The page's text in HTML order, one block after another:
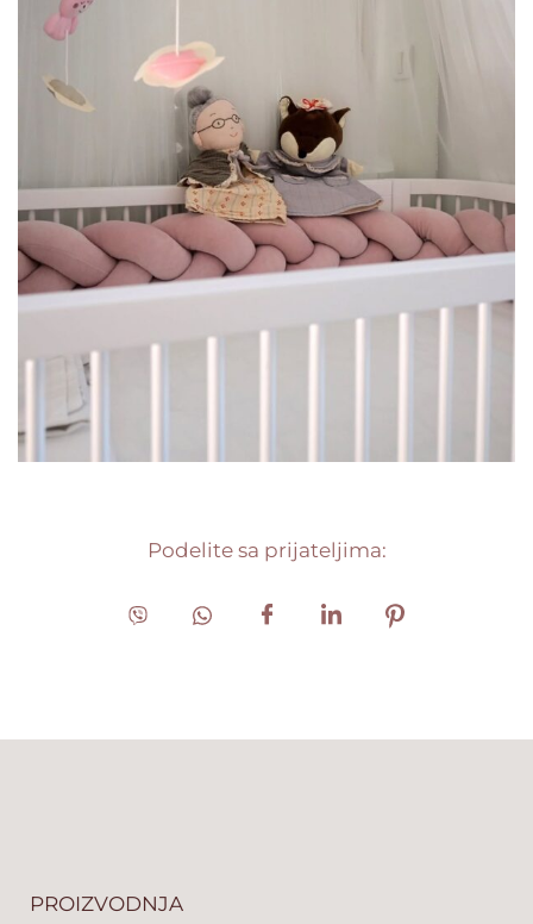
Podelite sa prijateljima:
PROIZVODNJA